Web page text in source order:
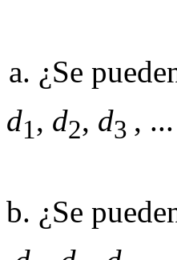
¿Se
d1, d2, d3 ,
¿Se